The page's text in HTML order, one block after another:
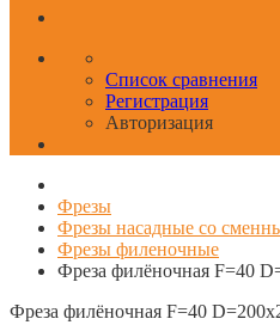
Список сравнения
Регистрация
Авторизация
Фрезы
Фрезы насадные со
Фрезы филеночные
Фреза филёночная F=40
Фреза филёночная F=40